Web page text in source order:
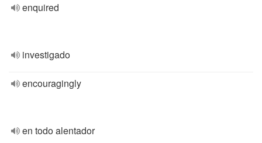
enquired
investigado
encouragingly
en todo alentador